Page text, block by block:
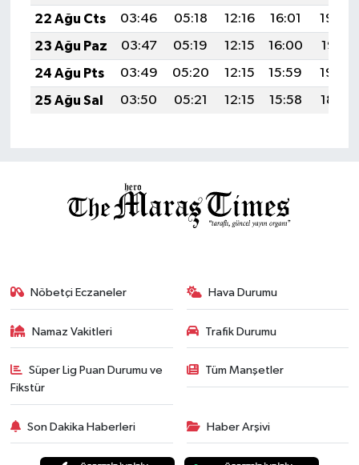
22 Ağu Cts
03:46 05:18 12:16 16:01
19:03
23 Ağu Paz
03:47 05:19 12:15 16:00
19:01
24 Ağu Pts
03:49 05:20 12:15 15:59
19:00
25 Ağu Sal
03:50 05:21 12:15 15:58 18:58
Nöbetçi Eczaneler Hava Durumu
Namaz Vakitleri Trafik Durumu
Süper Lig Puan Durumu ve
Fikstür
Tüm Manşetler
Son Dakika Haberleri Haber Arşivi